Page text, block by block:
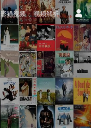
影猫视频 视频解析